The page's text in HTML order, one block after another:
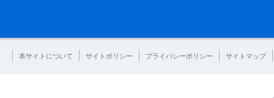
本サイトについて サイトポリシー プライバシーポリシー サイトマップ